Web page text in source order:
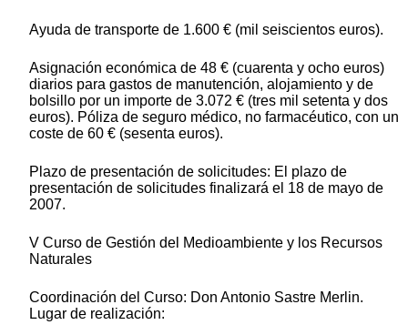
Ayuda de transporte de 1.600 € (mil seiscientos euros).
Asignación económica de 48 € (cuarenta y ocho euros)
diarios para gastos de manutención, alojamiento y de
bolsillo por un importe de 3.072 € (tres mil setenta y dos
euros). Póliza de seguro médico, no farmacéutico, con un
coste de 60 € (sesenta euros).
Plazo de presentación de solicitudes: El plazo de
presentación de solicitudes finalizará el 18 de mayo de
2007.
V Curso de Gestión del Medioambiente y los Recursos
Naturales
Coordinación del Curso: Don Antonio Sastre Merlin.
Lugar de realización: